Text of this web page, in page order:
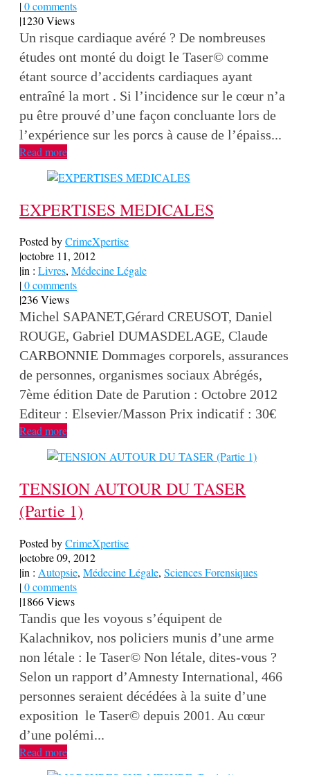
|0 comments
|1230 Views
Un risque cardiaque avéré ? De nombreuses
études ont monté du doigt le Taser© comme
étant source d’accidents cardiaques ayant
entraîné la mort . Si l’incidence sur le cœur n’a
pu être prouvé d’une façon concluante lors de
l’expérience sur les porcs à cause de l’épaiss...
Read more
EXPERTISES MEDICALES
Posted byCrimeXpertise
|octobre 11, 2012
|in : Livres, Médecine Légale
|0 comments
|236 Views
Michel SAPANET,Gérard CREUSOT, Daniel
ROUGE, Gabriel DUMASDELAGE, Claude
CARBONNIE Dommages corporels, assurances
de personnes, organismes sociaux Abrégés,
7ème édition Date de Parution : Octobre 2012
Editeur : Elsevier/Masson Prix indicatif : 30€
Read more
TENSION AUTOUR DU TASER
(Partie 1)
Posted byCrimeXpertise
|octobre 09, 2012
|in : Autopsie, Médecine Légale, Sciences Forensiques
|0 comments
|1866 Views
Tandis que les voyous s’équipent de
Kalachnikov, nos policiers munis d’une arme
non létale : le Taser© Non létale, dites-vous ?
Selon un rapport d’Amnesty International, 466
personnes seraient décédées à la suite d’une
exposition le Taser© depuis 2001. Au cœur
d’une polémi...
Read more